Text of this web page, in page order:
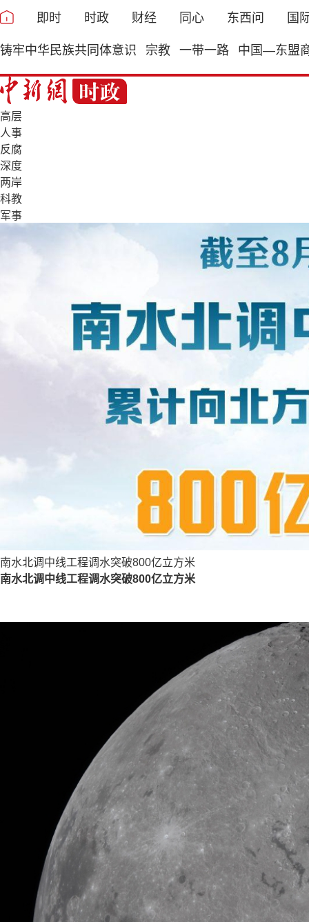
即时 时政 财经 同心 东西问 国
铸牢中华民族共同体意识 宗教 一带一路 中国—东盟
高层
人事
反腐
深度
两岸
科教
军事
南水北调中线工程调水突破800亿立方米
南水北调中线工程调水突破800亿立方米